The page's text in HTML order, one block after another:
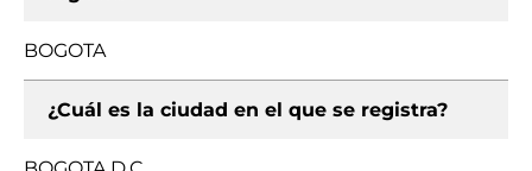
BOGOTA
¿Cuál es la ciudad en el que se registra?